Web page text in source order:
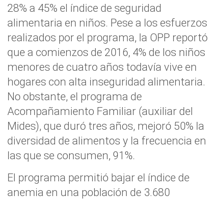
28% a 45% el índice de seguridad
alimentaria en niños. Pese a los esfuerzos
realizados por el programa, la OPP reportó
que a comienzos de 2016, 4% de los niños
menores de cuatro años todavía vive en
hogares con alta inseguridad alimentaria.
No obstante, el programa de
Acompañamiento Familiar (auxiliar del
Mides), que duró tres años, mejoró 50% la
diversidad de alimentos y la frecuencia en
las que se consumen, 91%.
El programa permitió bajar el índice de
anemia en una población de 3.680